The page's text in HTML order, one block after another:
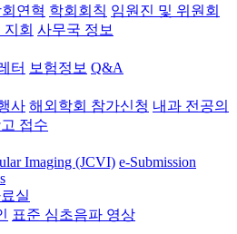
연혁 학회회칙 임원진 및 위원회
회 사무국 정보
터 보험정보 Q&A
사 해외학회 참가신청 내과 전공의
접수
Imaging (JCVI) e-Submission
실
표준 심초음파 영상